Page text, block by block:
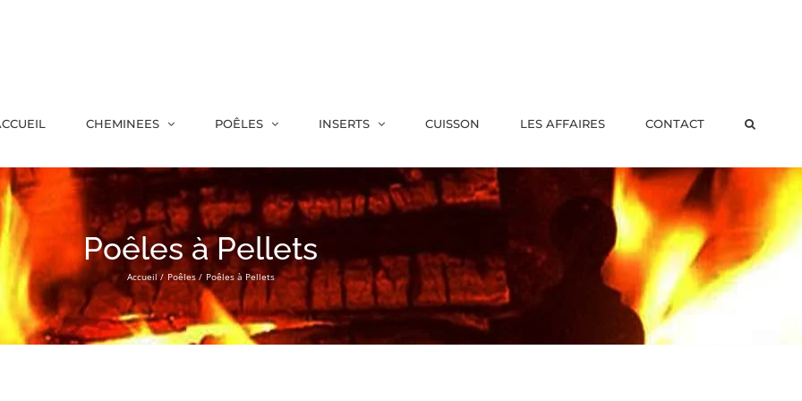
CHEMINEES POÊLES INSERTS CUISSON LES AFFAIRES CONTACT
Poêles à Pellets
Accueil Poêles Poêles à Pellets